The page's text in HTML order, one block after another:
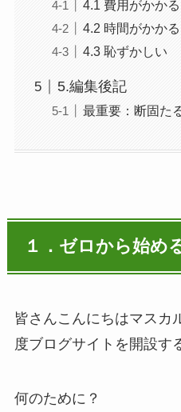
4.1 費用がかかる
4.2 時間がかかる
4.3 恥ずかしい
5.編集後記
最重要：断固た
１．ゼロから始め
皆さんこんにちはマスカ
度ブログサイトを開設す
何のために？